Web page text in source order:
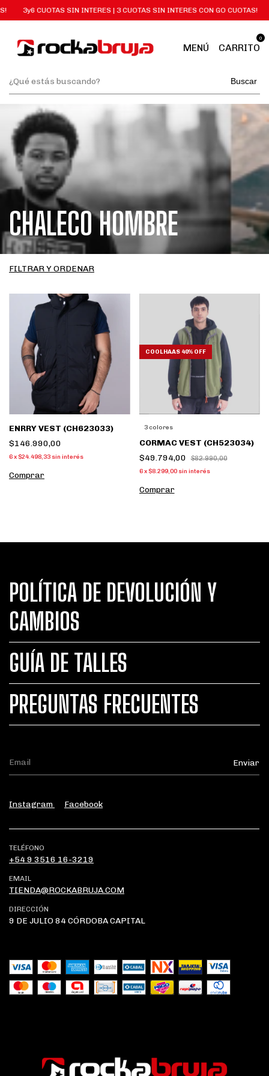
3y6 CUOTAS SIN INTERES | 3 CUOTAS SIN INTERES CON GO CUOTAS!
MENÚ CARRITO
0
Buscar
CHALECO HOMBRE
FILTRAR Y ORDENAR
ENRRY VEST (CH623033)
$146.990,00
6x $24.498,33 sin interés
Comprar
COOLHAAS 40% OFF
3 colores
CORMAC VEST (CH523034)
$49.794,00
$82.990,00
6 x $8.299,00 sin interés
Comprar
POLÍTICA DE DEVOLUCIÓN Y
CAMBIOS
GUÍA DE TALLES
PREGUNTAS FRECUENTES
Instagram Facebook
TELÉFONO
+54 9 3516 16-3219
EMAIL
TIENDA@ROCKABRUJA.COM
DIRECCIÓN
9 DE JULIO 84 CÓRDOBA CAPITAL